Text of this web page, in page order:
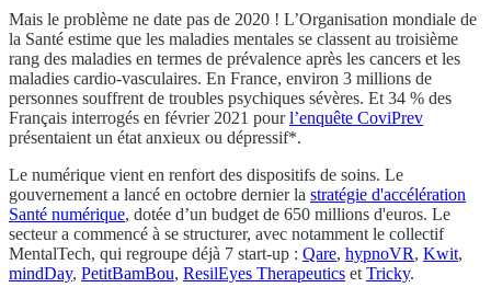
Mais le problème ne date pas de 2020 ! L’Organisation mondiale de
la Santé estime que les maladies mentales se classent au troisième
rang des maladies en termes de prévalence après les cancers et les
maladies cardio-vasculaires. En France, environ 3 millions de
personnes souffrent de troubles psychiques sévères. Et 34 % des
Français interrogés en février 2021 pourl’enquête CoviPrev
présentaient un état anxieux ou dépressif*.
Le numérique vient en renfort des dispositifs de soins. Le
gouvernement a lancé en octobre dernier la stratégie d'accélération
Santé numérique, dotée d’un budget de 650 millions d'euros. Le
secteur a commencé à se structurer, avec notamment le collectif
MentalTech, qui regroupe déjà 7 start-up : Qare, hypnoVR, Kwit,
mindDay, PetitBamBou, ResilEyes Therapeutics et Tricky.